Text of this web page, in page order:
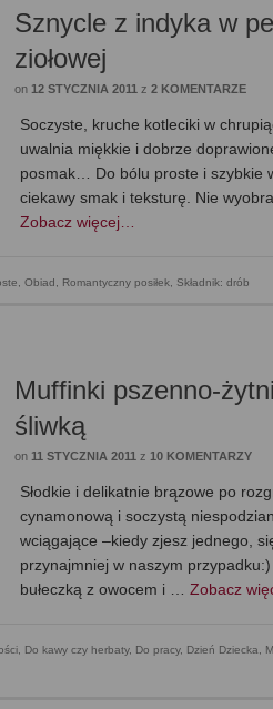
Sznycle z indyka w
ziołowej
on 12 STYCZNIA 2011 z2 KOMENTARZE
Soczyste, kruche kotleciki w
uwalnia miękkie i dobrze
posmak… Do bólu proste i szybkie
ciekawy smak i teksturę. Nie
Zobacz więcej…
, Obiad, Romantyczny posiłek, Składnik: drób
Muffinki pszenno-
śliwką
on 11 STYCZNIA 2011 z 10 KOMENTARZY
Słodkie i delikatnie brązowe po
cynamonową i soczystą
wciągające –kiedy zjesz jednego,
przynajmniej w naszym
bułeczką z owocem i …Zobacz
, Do kawy czy herbaty, Do pracy, Dzień Dziecka,